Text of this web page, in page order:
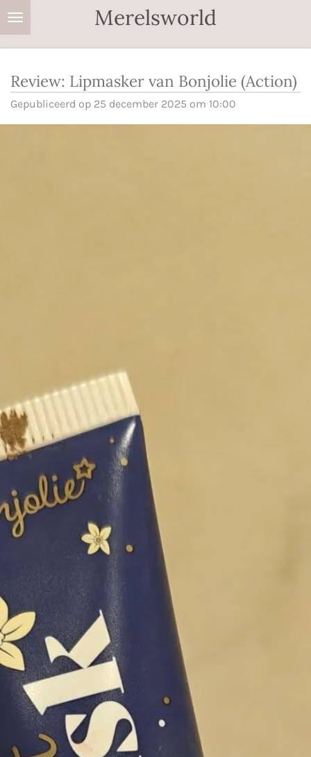
Ga
direct
hoofdinhoud
Merelsworld
Review: Lipmasker van Bonjolie (Action)
Gepubliceerd op 25 december 2025 om 10:00